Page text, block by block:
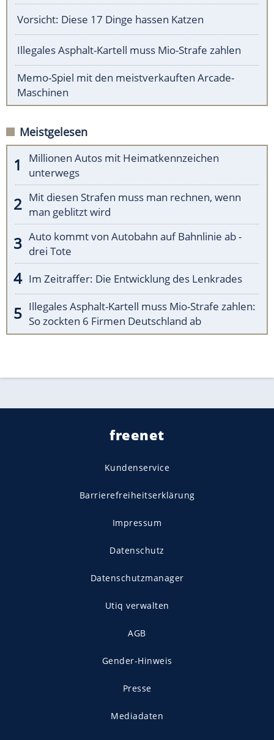
Vorsicht: Diese 17 Dinge hassen Katzen
Illegales Asphalt-Kartell muss Mio-Strafe zahlen
Memo-Spiel mit den meistverkauften Arcade-
Maschinen
Meistgelesen
Millionen Autos mit Heimatkennzeichen
unterwegs
Mit diesen Strafen muss man rechnen, wenn
man geblitzt wird
Auto kommt von Autobahn auf Bahnlinie ab -
drei Tote
Im Zeitraffer: Die Entwicklung des Lenkrades
Illegales Asphalt-Kartell muss Mio-Strafe zahlen:
So zockten 6 Firmen Deutschland ab
freenet
Kundenservice
Barrierefreiheitserklärung
Impressum
Datenschutz
Datenschutzmanager
Utiq verwalten
AGB
Gender-Hinweis
Presse
Mediadaten